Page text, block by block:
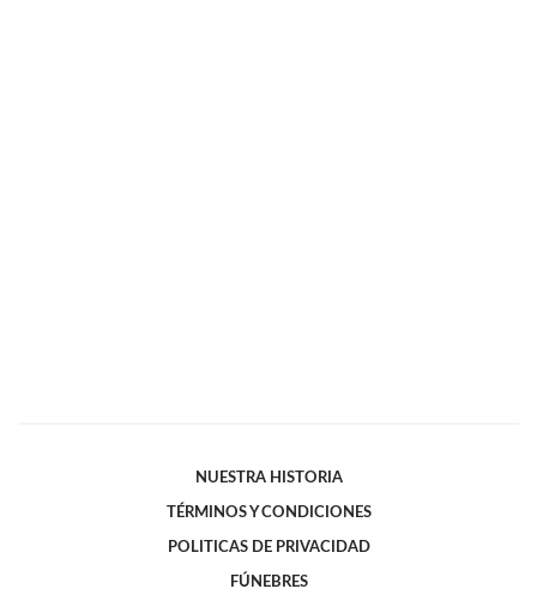
NUESTRA HISTORIA
TÉRMINOS Y CONDICIONES
POLITICAS DE PRIVACIDAD
FÚNEBRES